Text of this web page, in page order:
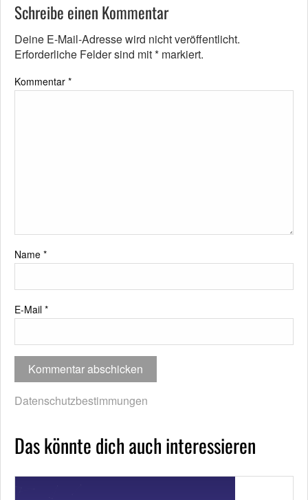
Schreibe einen Kommentar
Deine E-Mail-Adresse wird nicht veröffentlicht.
Erforderliche Felder sind mit* markiert.
Kommentar *
Name *
E-Mail *
Datenschutzbestimmungen
Das könnte dich auch interessieren